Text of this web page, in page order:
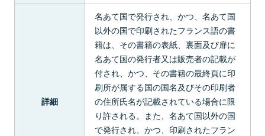
詳細
名あて国で発行され、かつ、名あて国
以外の国で印刷されたフランス語の書
籍は、その書籍の表紙、裏面及び扉に
名あて国の発行者又は販売者の記載が
付され、かつ、その書籍の最終頁に印
刷所が属する国の国名及びその印刷者
の住所氏名が記載されている場合に限
り許される。また、名あて国以外の国
で発行され、かつ、印刷されたフラン